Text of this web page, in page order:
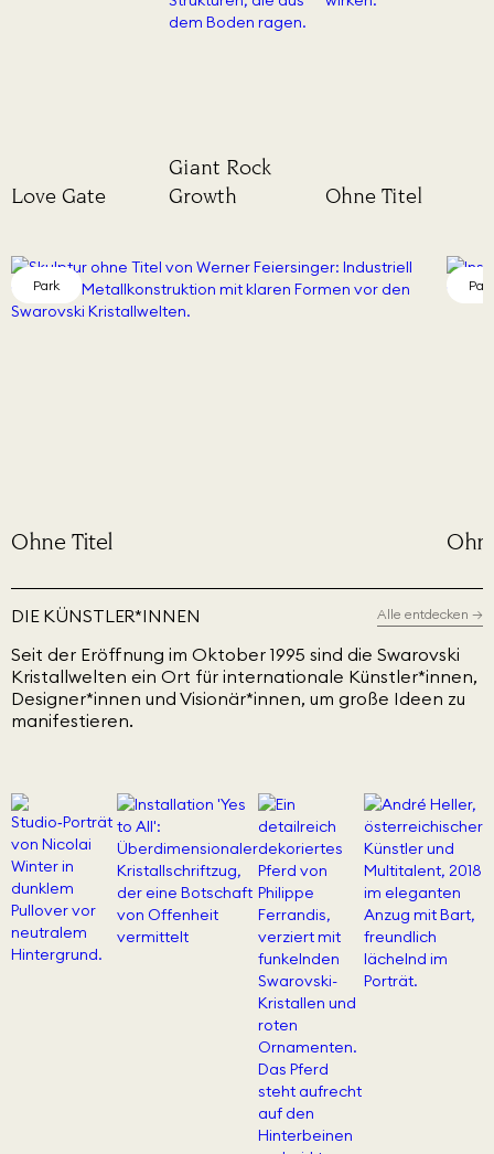
Love Gate
Giant Rock
Growth
Ohne Titel
Park
Ohne Titel
DIE KÜNSTLER*INNEN Alle entdecken →
Seit der Eröffnung im Oktober 1995 sind die Swarovski
Kristallwelten ein Ort für internationale Künstler*innen,
Designer*innen und Visionär*innen, um große Ideen zu
manifestieren.